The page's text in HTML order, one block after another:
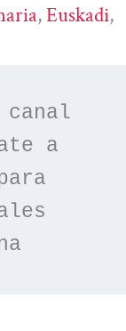
, Euskadi
canal
a